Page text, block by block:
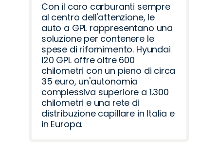
Con il caro carburanti sempre
al centro dell'attenzione, le
auto a GPL rappresentano una
soluzione per contenere le
spese di rifornimento. Hyundai
i20 GPL offre oltre 600
chilometri con un pieno di circa
35 euro, un'autonomia
complessiva superiore a 1.300
chilometri e una rete di
distribuzione capillare in Italia e
in Europa.